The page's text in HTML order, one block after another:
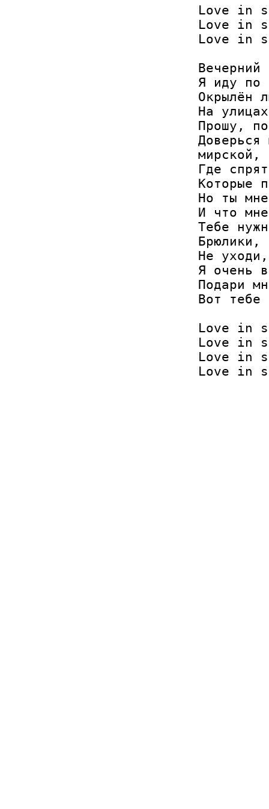
Love in
Love in
Love in
Я иду по
Окрылён
На
Прошу,
мирской,
Где
Которые
Но ты
И что
Тебе
Не
Я очень
Подари
Вот
Love in
Love in
Love in